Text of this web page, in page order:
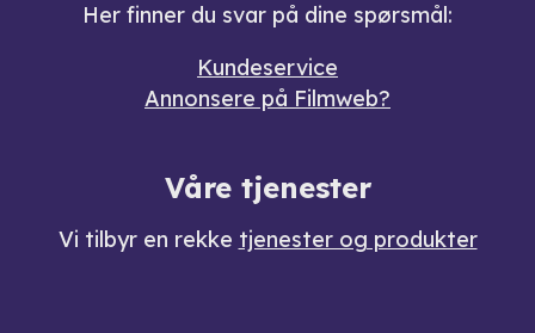
Her finner du svar på dine spørsmål:
Kundeservice
Annonsere på Filmweb?
Våre tjenester
Vi tilbyr en rekke tjenester og produkter